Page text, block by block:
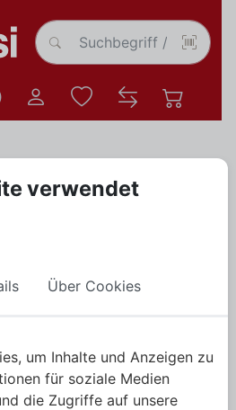
Passwort vergessen?
verwendet
Über Cookies
um Inhalte und Anzeigen zu
für soziale Medien
die Zugriffe auf unsere